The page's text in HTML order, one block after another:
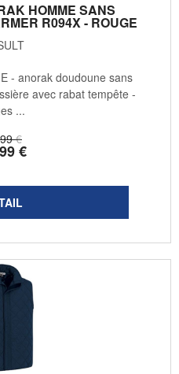
HOMME SANS
R094X - ROUGE
€
€
- anorak doudoune sans
avec rabat tempête -
...